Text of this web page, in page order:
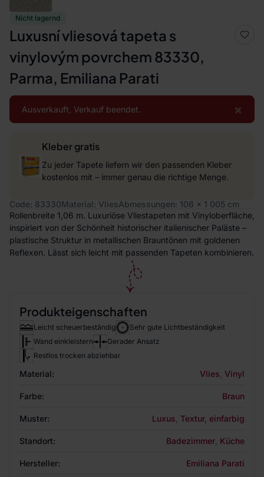
Nicht lagernd
Luxusní vliesová tapeta s
vinylovým povrchem 83330,
Parma, Emiliana Parati
×
Ausverkauft, Verkauf beendet.
Kleber gratis
Zu jeder Tapete liefern wir den passenden Kleber
kostenlos mit – immer genau die richtige Menge.
Code: 83330Material: VliesAbmessungen: 106 x 1 005 cm
Rollenbreite 1,06 m. Luxuriöse Vliestapeten mit Vinyloberfläche,
inspiriert von der Schönheit historischer italienischer Paläste –
plastische Struktur in metallischen Brauntönen mit goldenen
Reflexen. Lässt sich leicht mit passenden Tapeten kombinieren.
Produkteigenschaften
Leicht scheuerbeständig
Sehr gute Lichtbeständigkeit
Wand einkleistern
Gerader Ansatz
Restlos trocken abziehbar
Material: Vlies Vinyl
Farbe: Braun
Muster: Luxus Textur, einfarbig
Standort: Badezimmer Küche
Hersteller: Emiliana Parati